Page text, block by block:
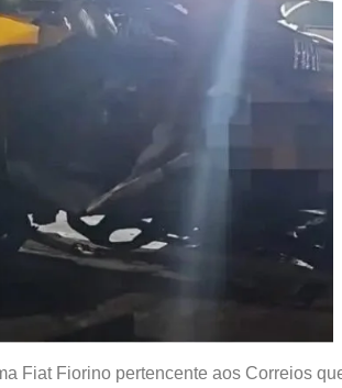
Fiat Fiorino pertencente aos Correios